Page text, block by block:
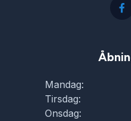
Mandag:
Tirsdag:
Onsdag: